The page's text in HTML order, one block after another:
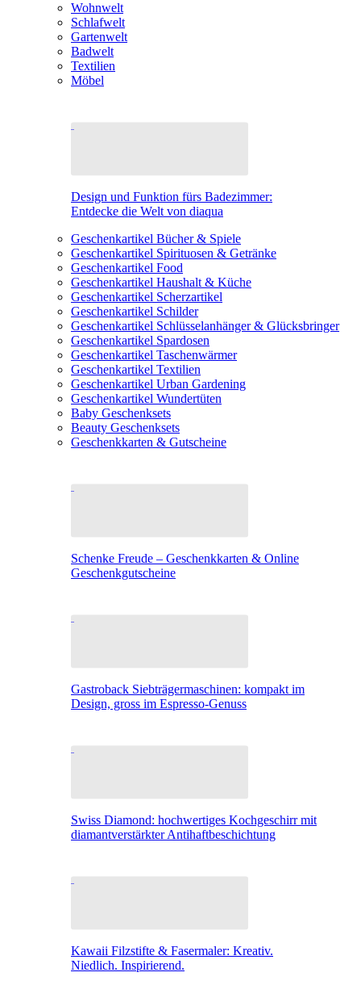
Wohnwelt
Schlafwelt
Gartenwelt
Badwelt
Textilien
Möbel
Design und Funktion fürs Badezimmer:
Entdecke die Welt von diaqua
Geschenkartikel Bücher & Spiele
Geschenkartikel Spirituosen & Getränke
Geschenkartikel Food
Geschenkartikel Haushalt & Küche
Geschenkartikel Scherzartikel
Geschenkartikel Schilder
Geschenkartikel Schlüsselanhänger & Glücksbringer
Geschenkartikel Spardosen
Geschenkartikel Taschenwärmer
Geschenkartikel Textilien
Geschenkartikel Urban Gardening
Geschenkartikel Wundertüten
Baby Geschenksets
Beauty Geschenksets
Geschenkkarten & Gutscheine
Schenke Freude – Geschenkkarten & Online
Geschenkgutscheine
Gastroback Siebträgermaschinen: kompakt im
Design, gross im Espresso-Genuss
Swiss Diamond: hochwertiges Kochgeschirr mit
diamantverstärkter Antihaftbeschichtung
Kawaii Filzstifte & Fasermaler: Kreativ.
Niedlich. Inspirierend.